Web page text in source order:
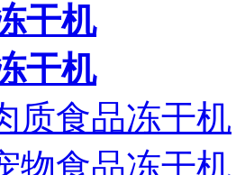
干机
干机
质食品冻干机
物食品冻干机